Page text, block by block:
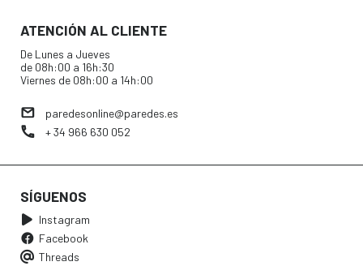
ATENCIÓN AL CLIENTE
De Lunes a Jueves
de 08h:00 a 16h:30
Viernes de 08h:00 a 14h:00
paredesonline@paredes.es
+ 34 966 630 052
SÍGUENOS
Instagram
Facebook
Threads